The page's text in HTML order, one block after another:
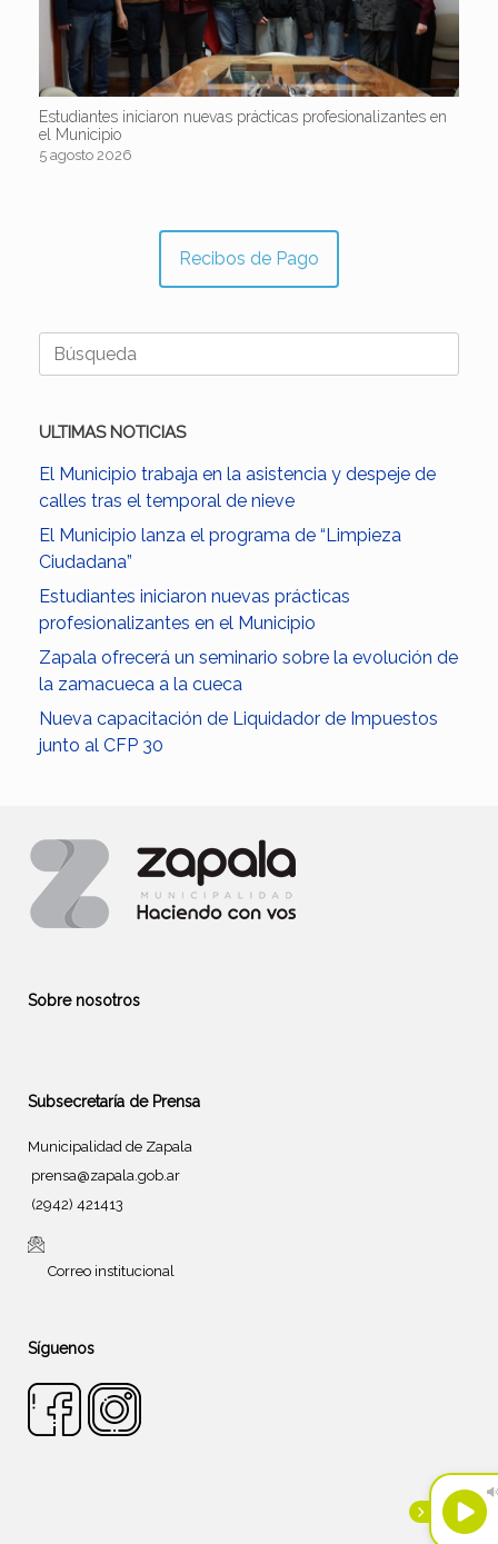
Estudiantes iniciaron nuevas prácticas profesionalizantes en
el Municipio
5 agosto 2026
Recibos de Pago
Buscar:
ULTIMAS NOTICIAS
El Municipio trabaja en la asistencia y despeje de
calles tras el temporal de nieve
El Municipio lanza el programa de “Limpieza
Ciudadana”
Estudiantes iniciaron nuevas prácticas
profesionalizantes en el Municipio
Zapala ofrecerá un seminario sobre la evolución de
la zamacueca a la cueca
Nueva capacitación de Liquidador de Impuestos
junto al CFP 30
Sobre nosotros
Subsecretaría de Prensa
Municipalidad de Zapala
prensa@zapala.gob.ar
(2942) 421413
Correo institucional
Síguenos